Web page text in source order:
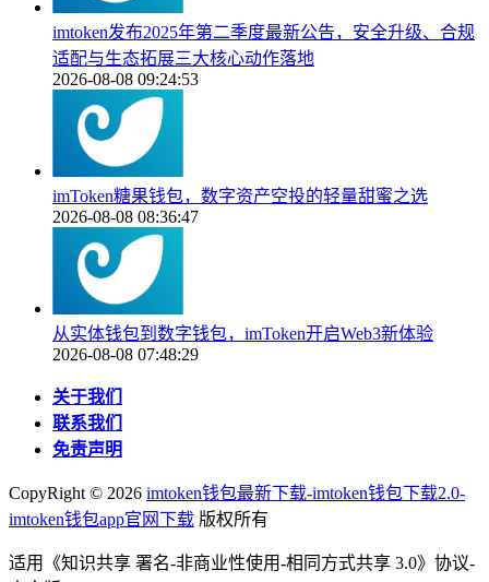
imtoken发布2025年第二季度最新公告，安全升级、合规
适配与生态拓展三大核心动作落地
2026-08-08 09:24:53
imToken糖果钱包，数字资产空投的轻量甜蜜之选
2026-08-08 08:36:47
从实体钱包到数字钱包，imToken开启Web3新体验
2026-08-08 07:48:29
关于我们
联系我们
免责声明
CopyRight © 2026 imtoken钱包最新下载-imtoken钱包下载2.0-
imtoken钱包app官网下载 版权所有
适用《知识共享 署名-非商业性使用-相同方式共享 3.0》协议-